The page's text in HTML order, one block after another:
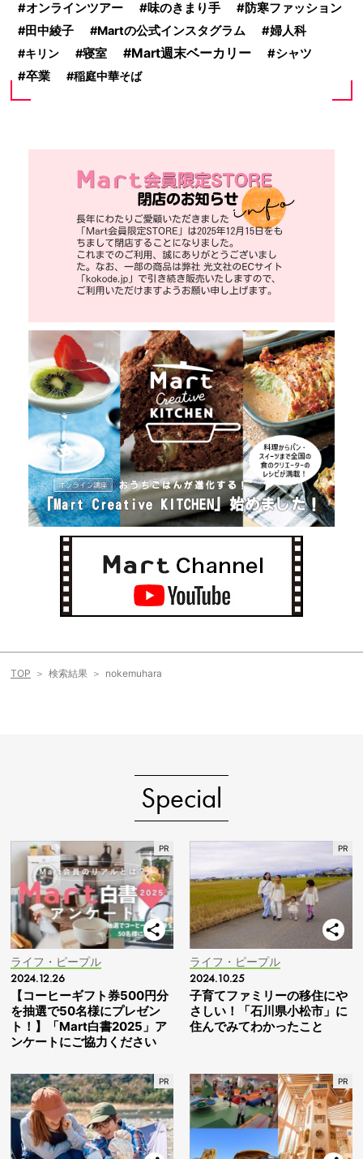
オンラインツアー 味のきまり手
防寒ファッション
田中綾子
Martの公式インスタグラム 婦人科
キリン 寝室 Mart週末ベーカリー
シャツ
卒業
稲庭中華そば
TOP 検索結果 nokemuhara
Special
ライフ・ピープル
2024.12.26
【コーヒーギフト券500円分
を抽選で50名様にプレゼン
ト！】「Mart白書2025」ア
ンケートにご協力ください
ライフ・ピープル
2024.10.25
子育てファミリーの移住にや
さしい！「石川県小松市」に
住んでみてわかったこと